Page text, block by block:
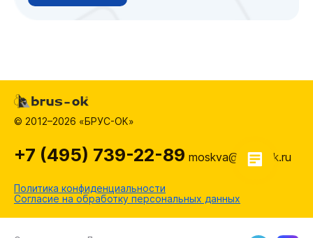
© 2012–2026 «БРУС-ОК»
Политика конфиденциальности
Согласие на обработку персональных данных
+7 (495) 739-22-89 moskva@brus-ok.ru